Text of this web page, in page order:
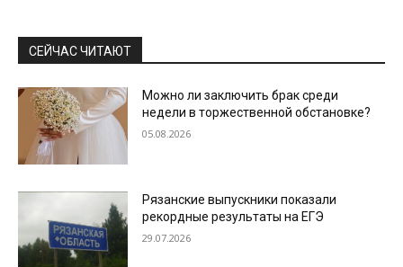
СЕЙЧАС ЧИТАЮТ
Можно ли заключить брак среди
недели в торжественной обстановке?
05.08.2026
Рязанские выпускники показали
рекордные результаты на ЕГЭ
29.07.2026